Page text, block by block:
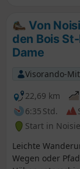
unternommen
Von
den Bois
Dame
Visorando-
22,69 km
6:35 Std.
Start in
Leichte
Wegen oder